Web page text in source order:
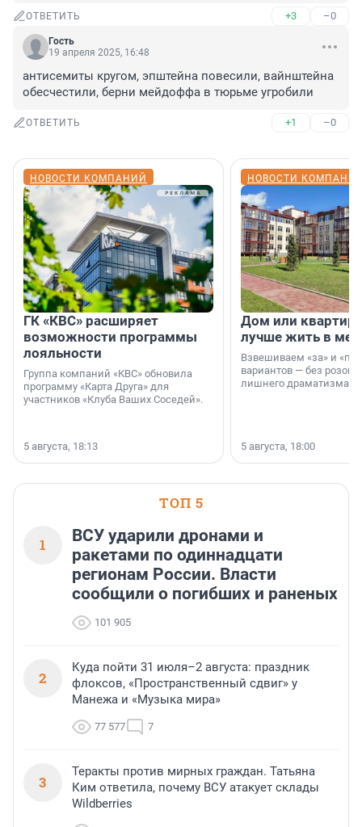
ОТВЕТИТЬ +3 –0
Гость
19 апреля 2025, 16:48
антисемиты кругом, эпштейна повесили, вайнштейна
обесчестили, берни мейдоффа в тюрьме угробили
ОТВЕТИТЬ +1 –0
НОВОСТИ КОМПАНИЙ
ГК «КВС» расширяет
возможности программы
лояльности
Группа компаний «КВС» обновила
программу «Карта Друга» для
участников «Клуба Ваших Соседей».
5 августа, 18:13
НОВОСТИ
Дом или
лучше жить в
Взвешиваем «за» и
вариантов — без
лишнего драматизма.
5 августа, 18:00
ТОП 5
1
ВСУ ударили дронами и
ракетами по одиннадцати
регионам России. Власти
сообщили о погибших и раненых
101 905
2
Куда пойти 31 июля–2 августа: праздник
флоксов, «Пространственный сдвиг» у
Манежа и «Музыка мира»
77 577 7
3
Теракты против мирных граждан. Татьяна
Ким ответила, почему ВСУ атакует склады
Wildberries